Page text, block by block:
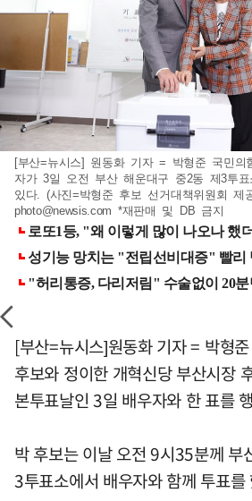
[부산=뉴시스] 원동화 기자 = 박형준 국민의
자가 3일 오전 부산 해운대구 중2동 제3투
있다. (사진=박형준 후보 선거대책위원회 제
photo@newsis.com *재판매 및 DB 금지
[부산=뉴시스]원동화 기자 = 박형
후보와 정이한 개혁신당 부산시장
본투표날인 3일 배우자와 한 표를
박 후보는 이날 오전 9시35분께 부
3투표소에서 배우자와 함께 투표를